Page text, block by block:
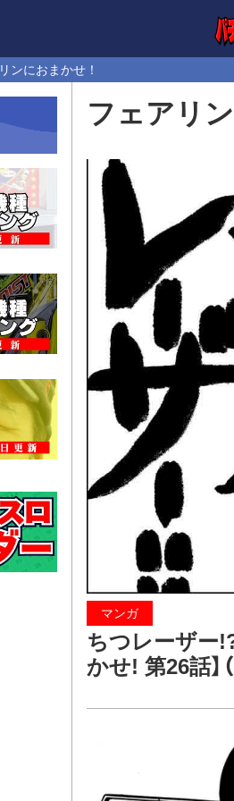
ンにおまかせ！
フェアリ
ちつレーザー
かせ! 第26話】
マンガ